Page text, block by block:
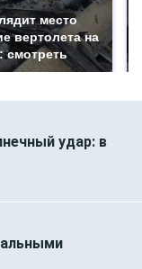
место
вертолета на
смотреть
удар: в